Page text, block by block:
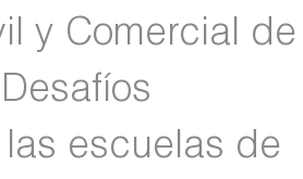
y Comercial de
escuelas de